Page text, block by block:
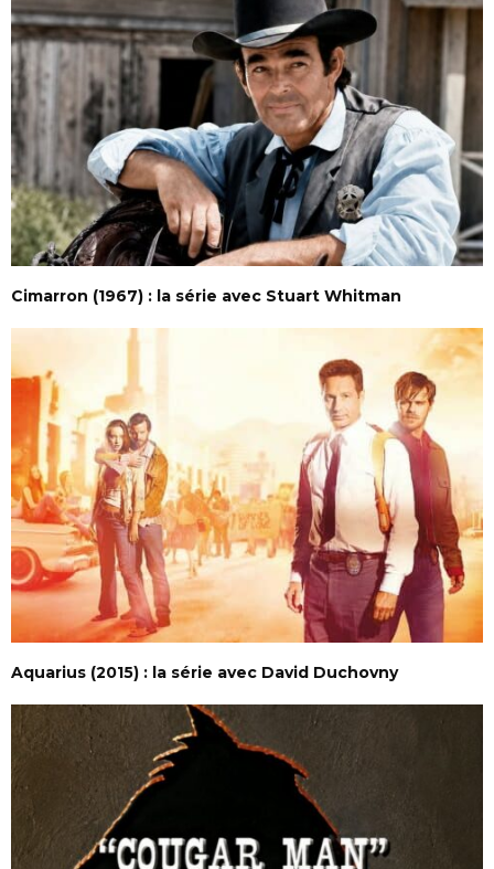
Cimarron (1967) : la série avec Stuart Whitman
Aquarius (2015) : la série avec David Duchovny